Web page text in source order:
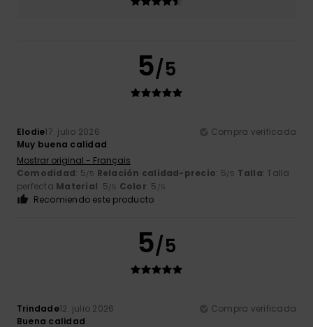
5/5
Elodie17. julio 2026
Compra verificada
Muy buena calidad
Mostrar original - Français
Comodidad: 5/5 Relación calidad-precio: 5/5 Talla: Talla
perfecta Material: 5/5 Color: 5 /5
Recomiendo este producto
5/5
Trindade12. julio 2026
Compra verificada
Buena calidad